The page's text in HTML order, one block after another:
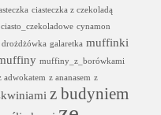
ciasteczka z czekoladą
ciasto_czekoladowe cynamon
drożdżówka galaretka muffinki
muffiny_z_borówkami
adwokatem z ananasem z
z budyniem